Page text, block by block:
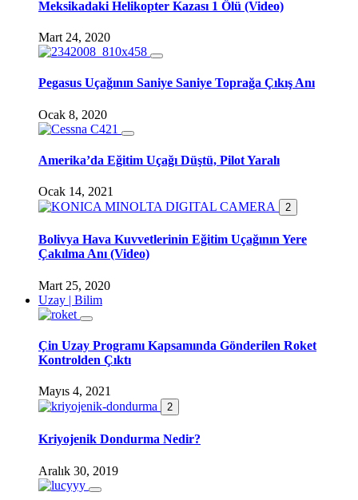
Meksikadaki Helikopter Kazası 1 Ölü (Video)
Mart 24, 2020
Pegasus Uçağının Saniye Saniye Toprağa Çıkış Anı
Ocak 8, 2020
Amerika’da Eğitim Uçağı Düştü, Pilot Yaralı
Ocak 14, 2021
2
Bolivya Hava Kuvvetlerinin Eğitim Uçağının Yere
Çakılma Anı (Video)
Mart 25, 2020
Uzay | Bilim
Çin Uzay Programı Kapsamında Gönderilen Roket
Kontrolden Çıktı
Mayıs 4, 2021
2
Kriyojenik Dondurma Nedir?
Aralık 30, 2019